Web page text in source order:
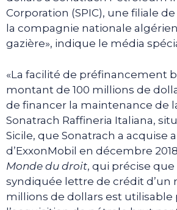
Corporation (SPIC), une filiale de
la compagnie nationale
gazière», indique le média
«La facilité de préfinancement
montant de 100 millions de
de financer la maintenance de
Sonatrach Raffineria Italiana,
Sicile, que Sonatrach a acquise
d’ExxonMobil en décembre
Monde du droit, qui précise que
syndiquée lettre de crédit d’un
millions de dollars est utilisable